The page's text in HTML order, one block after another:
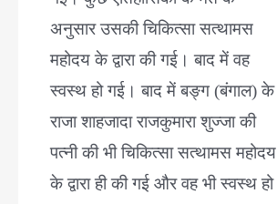
अनुसार उसकी चिकित्सा सत्थामस
महोदय के द्वारा की गई। बाद में वह
स्वस्थ हो गई। बाद में बङ्ग (बंगाल) के
राजा शाहजादा राजकुमारा शुज्जा की
पत्नी की भी चिकित्सा सत्थामस महोदय
के द्वारा ही की गई और वह भी स्वस्थ हो